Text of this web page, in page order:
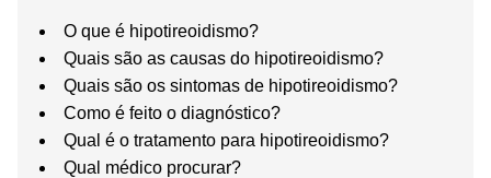
O que é hipotireoidismo?
Quais são as causas do hipotireoidismo?
Quais são os sintomas de hipotireoidismo?
Como é feito o diagnóstico?
Qual é o tratamento para hipotireoidismo?
Qual médico procurar?